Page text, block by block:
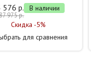
576 р.
975 р.
В наличии
Скидка -5%
для сравнения